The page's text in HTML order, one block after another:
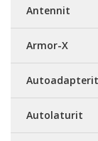
Antennit
Armor-X
Autoadapterit
Autolaturit